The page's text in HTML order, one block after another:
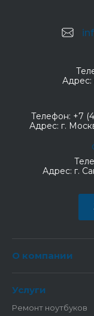
Адрес:
Телефон: +7
Адрес: г.
Адрес: г.
О компании
Услуги
Ремонт ноутбуков